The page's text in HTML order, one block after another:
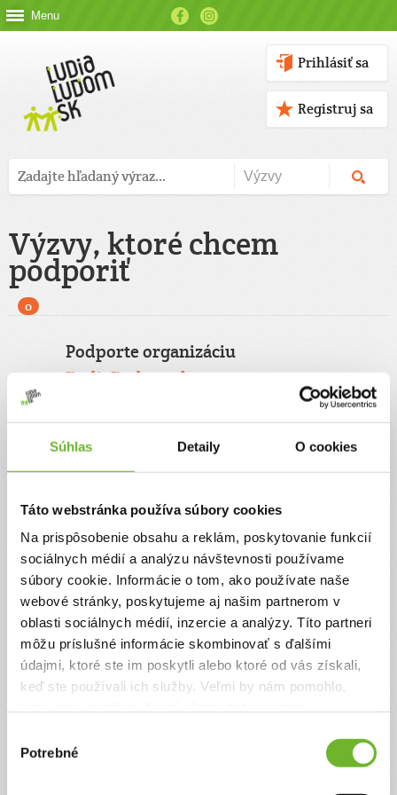
Súhlas Detaily O cookies
Táto webstránka používa súbory cookies
Na prispôsobenie obsahu a reklám, poskytovanie funkcií
sociálnych médií a analýzu návštevnosti používame
súbory cookie. Informácie o tom, ako používate naše
webové stránky, poskytujeme aj našim partnerom v
oblasti sociálnych médií, inzercie a analýzy. Títo partneri
môžu príslušné informácie skombinovať s ďalšími
údajmi, ktoré ste im poskytli alebo ktoré od vás získali,
keď ste používali ich služby. Veľmi by nám pomohlo,
súhlasu
Potrebné
Menu
Prihlásiť sa
Registruj sa
Výzvy, ktoré chcem
podporiť
0
Podporte organizáciu
ĽudiaĽudom.sk
Jednorazový Pravidelný
Celková suma
0 €
Zadajte svoje údaje
Už máte vytvorený svoj účet?Prihláste sa